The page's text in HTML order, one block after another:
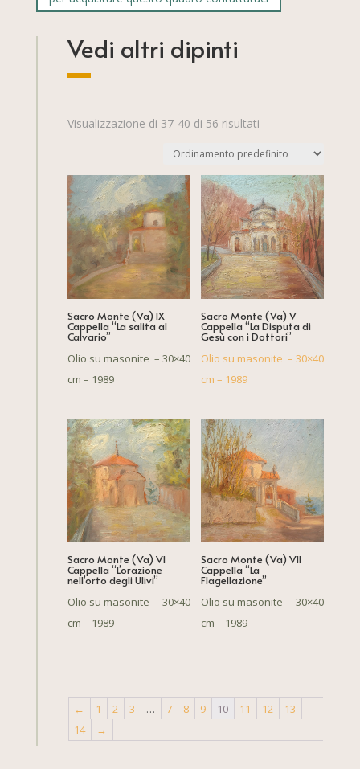
Vedi altri dipinti
Visualizzazione di 37-40 di 56 risultati
Sacro Monte (Va) IX
Cappella “La salita al
Calvario”
Olio su masonite – 30×40
cm – 1989
Sacro Monte (Va) V
Cappella “La Disputa di
Gesù con i Dottori”
Olio su masonite – 30×40
cm – 1989
Sacro Monte (Va) VI
Cappella “L’orazione
nell’orto degli Ulivi”
Olio su masonite – 30×40
cm – 1989
Sacro Monte (Va) VII
Cappella “La
Flagellazione”
Olio su masonite – 30×40
cm – 1989
← 1 2 3 … 7 8 9 10 11 12
13
14
→